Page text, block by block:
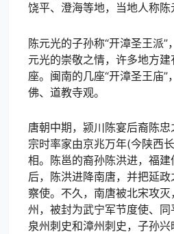
饶平、澄海等地，当地人称
陈元光的子孙称“开漳圣王派
元光的崇敬之情，许多地方
座。闽南的几座“开漳圣王庙
佛、道教寺观。
唐朝中期，颍川陈宴后裔陈
宗时率家由京兆万年(今陕西
相。陈邕的裔孙陈洪进，福
后，陈洪进降南唐，并把延
察使。不久，南唐被北宋攻
州，被封为武宁军节度使、
泉州刺史和漳州刺史，子孙